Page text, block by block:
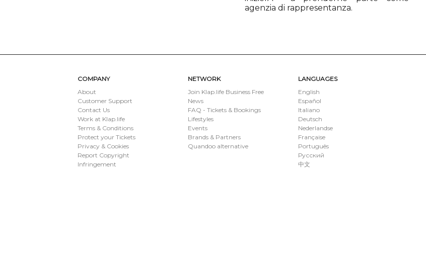
agenzia di rappresentanza.
LANGUAGES
English
Español
Italiano
Deutsch
Nederlandse
Française
Português
Русский
中文
NETWORK
Join Klap.life Business Free
News
FAQ - Tickets & Bookings
Lifestyles
Events
Brands & Partners
Quandoo alternative
COMPANY
About
Customer Support
Contact Us
Work at Klap.life
Terms & Conditions
Protect your Tickets
Privacy & Cookies
Report Copyright
Infringement